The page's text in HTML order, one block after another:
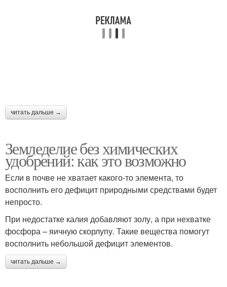
читать дальше →
Земледелие без химических
удобрений: как это возможно
Если в почве не хватает какого-то элемента, то
восполнить его дефицит природными средствами будет
непросто.
При недостатке калия добавляют золу, а при нехватке
фосфора – яичную скорлупу. Такие вещества помогут
восполнить небольшой дефицит элементов.
читать дальше →